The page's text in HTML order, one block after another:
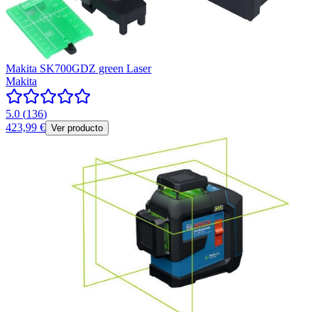
Makita SK700GDZ green Laser
Makita
5.0 (136)
423,99 € Ver producto